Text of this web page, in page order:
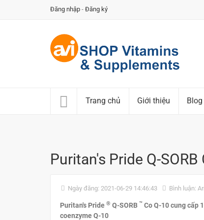
Đăng nhập - Đăng ký
Trang chủ Giới thiệu
Puritan's Pride Q-
Ngày đăng: 2021-06-29 14:46:43 Bình luận:
Puritan's Pride ® Q-SORB ™ Co Q-10 cung cấp
coenzyme Q-10